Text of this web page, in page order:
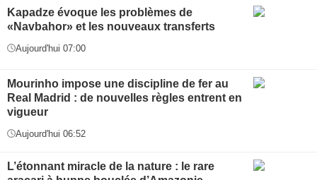
Kapadze évoque les problèmes de
«Navbahor» et les nouveaux transferts
Aujourd'hui 07:00
Mourinho impose une discipline de fer au
Real Madrid : de nouvelles règles entrent en
vigueur
Aujourd'hui 06:52
L’étonnant miracle de la nature : le rare